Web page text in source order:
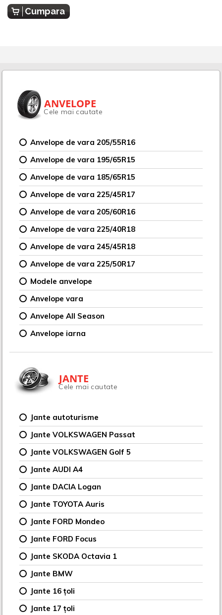
Cumpara
ANVELOPE
Cele mai cautate
Anvelope de vara 205/55R16
Anvelope de vara 195/65R15
Anvelope de vara 185/65R15
Anvelope de vara 225/45R17
Anvelope de vara 205/60R16
Anvelope de vara 225/40R18
Anvelope de vara 245/45R18
Anvelope de vara 225/50R17
Modele anvelope
Anvelope vara
Anvelope All Season
Anvelope iarna
JANTE
Cele mai cautate
Jante autoturisme
Jante VOLKSWAGEN Passat
Jante VOLKSWAGEN Golf 5
Jante AUDI A4
Jante DACIA Logan
Jante TOYOTA Auris
Jante FORD Mondeo
Jante FORD Focus
Jante SKODA Octavia 1
Jante BMW
Jante 16 țoli
Jante 17 țoli